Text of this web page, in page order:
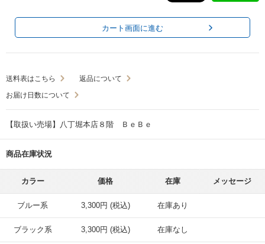
カート画面に進む
送料表はこちら
返品について
お届け日数について
【取扱い売場】八丁堀本店８階 ＢｅＢｅ
商品在庫状況
カラー 価格 在庫 メッセージ
ブルー系 3,300円 (税込) 在庫あり
ブラック系 3,300円 (税込) 在庫なし